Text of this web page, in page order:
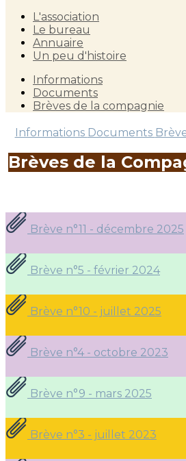
L'association
Le bureau
Annuaire
Un peu d'histoire
Informations
Documents
Brèves de la compagnie
Informations Documents
Brèves de la
Brève n°11 - décembre 2025
Brève n°5 - février 2024
Brève n°10 - juillet 2025
Brève n°4 - octobre 2023
Brève n°9 - mars 2025
Brève n°3 - juillet 2023